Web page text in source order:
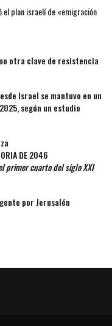
el plan israelí de «emigración
otra clave de resistencia
Israel se mantuvo en un
según un estudio
DE 2046
primer cuarto del siglo XXI
por Jerusalén